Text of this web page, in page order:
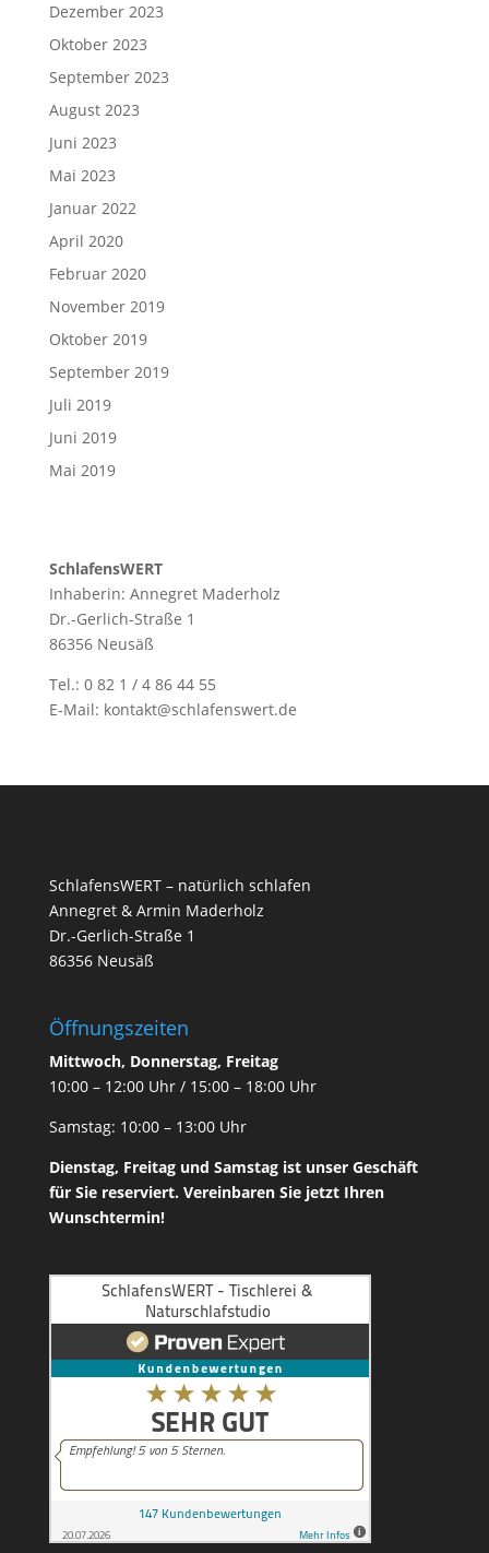
Dezember 2023
Oktober 2023
September 2023
August 2023
Juni 2023
Mai 2023
Januar 2022
April 2020
Februar 2020
November 2019
Oktober 2019
September 2019
Juli 2019
Juni 2019
Mai 2019
SchlafensWERT
Inhaberin: Annegret Maderholz
Dr.-Gerlich-Straße 1
86356 Neusäß
Tel.: 0 82 1 / 4 86 44 55
E-Mail: kontakt@schlafenswert.de
SchlafensWERT – natürlich schlafen
Annegret & Armin Maderholz
Dr.-Gerlich-Straße 1
86356 Neusäß
Öffnungszeiten
Mittwoch, Donnerstag, Freitag
10:00 – 12:00 Uhr / 15:00 – 18:00 Uhr
Samstag: 10:00 – 13:00 Uhr
Dienstag, Freitag und Samstag ist unser Geschäft
für Sie reserviert. Vereinbaren Sie jetzt Ihren
Wunschtermin!